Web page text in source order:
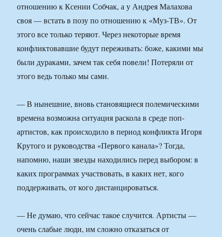
отношению к Ксении Собчак, а у Андрея Малахова
своя — встать в позу по отношению к «Муз-ТВ». От
этого все только теряют. Через некоторые время
конфликтовавшие будут переживать: боже, какими мы
были дураками, зачем так себя повели! Потеряли от
этого ведь только мы сами.
— В нынешние, вновь становящиеся полемическими
времена возможна ситуация раскола в среде поп-
артистов, как происходило в период конфликта Игоря
Крутого и руководства «Первого канала»? Тогда,
напомню, наши звезды находились перед выбором: в
каких программах участвовать, в каких нет, кого
поддерживать, от кого дистанцироваться.
— Не думаю, что сейчас такое случится. Артисты —
очень слабые люди, им сложно отказаться от